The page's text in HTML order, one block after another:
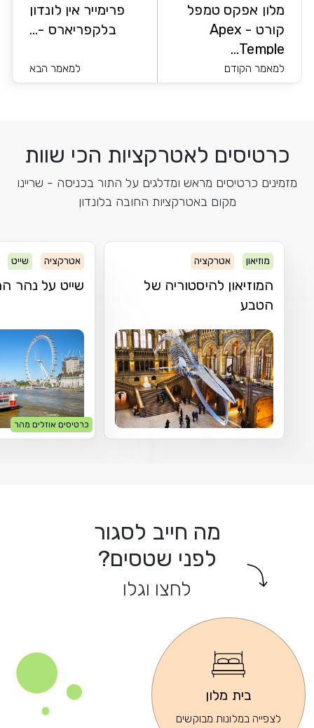
מלון אפקס טמפל
קורט - Apex
Temple...
למאמר הקודם
פרימייר אין לונדון
בלקפריארס -...
למאמר הבא
כרטיסים לאטרקציות הכי שוות
מזמינים כרטיסים מראש ומדלגים על התור בכניסה - שריינו
מקום באטרקציות החובה בלונדון
מוזיאון אטרקציה
המוזיאון להיסטוריה של
הטבע
אטרקציה שייט
שייט על נהר
כרטיסים אוזלים מהר
מה חייב לסגור
לפני שטסים?
לחצו וגלו
בית מלון
לצפייה במלונות מבוקשים